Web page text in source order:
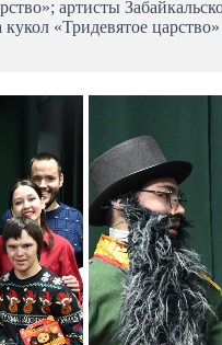
артисты
кукол «Тридевятое